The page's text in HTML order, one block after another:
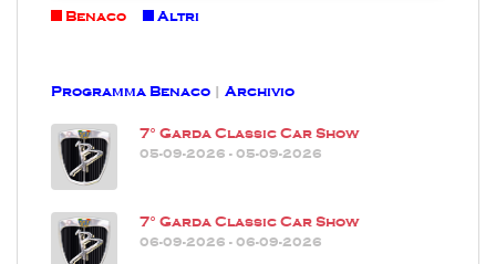
Benaco Altri
Programma Benaco | Archivio
7° Garda Classic Car Show
05-09-2026 - 05-09-2026
7° Garda Classic Car Show
06-09-2026 - 06-09-2026